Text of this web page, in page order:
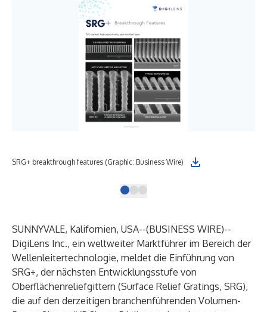
SRG+ breakthrough features (Graphic: Business Wire)
SUNNYVALE, Kalifornien, USA--(BUSINESS WIRE)--
DigiLens Inc., ein weltweiter Marktführer im Bereich der
Wellenleitertechnologie, meldet die Einführung von
SRG+, der nächsten Entwicklungsstufe von
Oberflächenreliefgittern (Surface Relief Gratings, SRG),
die auf den derzeitigen branchenführenden Volumen-